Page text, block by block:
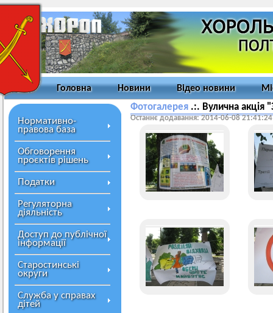
Головна Новини Відео новини
Нормативно-
правова база
Обговорення
проєктів рішень
Податки
Регуляторна
діяльність
Доступ до публічної
інформації
Старостинські
округи
Служба у справах
дітей
Фотогалерея .:. Вулична акція
Останнє додавання: 2014-06-08 21:41:24